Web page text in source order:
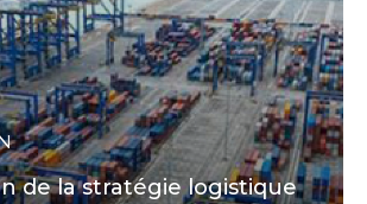
de la stratégie logistique